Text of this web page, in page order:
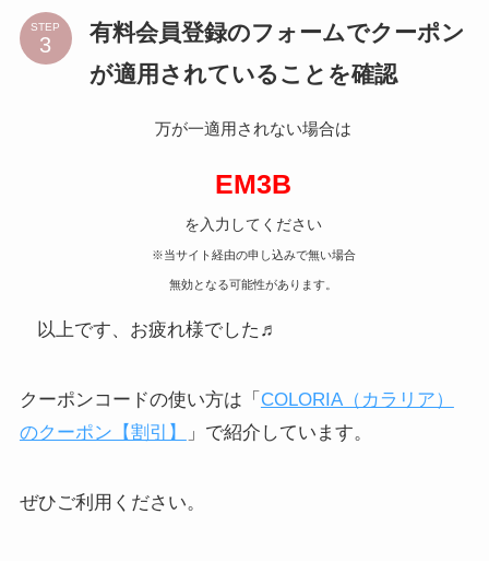
STEP
有料会員登録のフォームでクーポン
が適用されていることを確認
万が一適用されない場合は
EM3B
を入力してください
※当サイト経由の申し込みで無い場合
無効となる可能性があります。
以上です、お疲れ様でした♬
クーポンコードの使い方は「 COLORIA（カラリア）
のクーポン【割引】
」で紹介しています。
ぜひご利用ください。